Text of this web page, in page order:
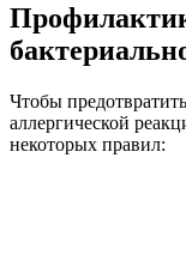
Чтобы
аллергической
некоторых правил: